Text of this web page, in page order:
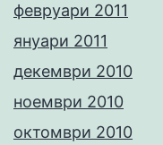
февруари 2011
януари 2011
декември 2010
ноември 2010
октомври 2010